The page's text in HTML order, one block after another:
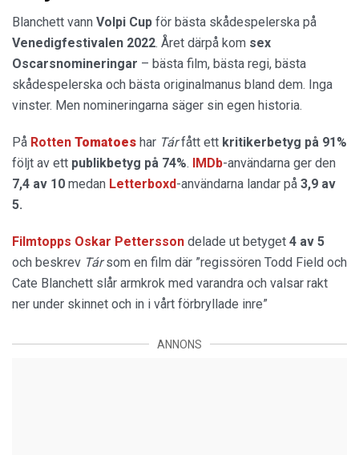
Blanchett vann Volpi Cup för bästa skådespelerska på
Venedigfestivalen 2022. Året därpå kom sex
Oscarsnomineringar – bästa film, bästa regi, bästa
skådespelerska och bästa originalmanus bland dem. Inga
vinster. Men nomineringarna säger sin egen historia.
På Rotten Tomatoes har Tárfått ett kritikerbetyg på 91%
följt av ett publikbetyg på 74%. IMDb-användarna ger den
7,4 av 10 medan Letterboxd-användarna landar på 3,9 av
5.
Filmtopps Oskar Pettersson delade ut betyget 4 av 5
och beskrev Társom en film där ”regissören Todd Field och
Cate Blanchett slår armkrok med varandra och valsar rakt
ner under skinnet och in i vårt förbryllade inre”
ANNONS